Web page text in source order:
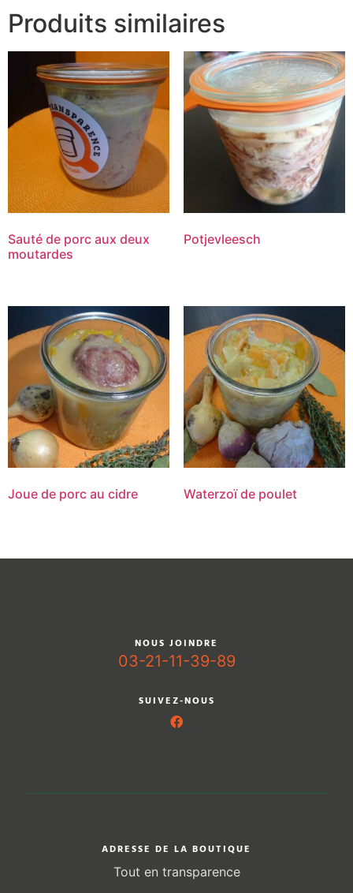
Produits similaires
Sauté de porc aux deux
moutardes
Potjevleesch
Joue de porc au cidre Waterzoï de poulet
NOUS JOINDRE
03-21-11-39-89
SUIVEZ-NOUS
ADRESSE DE LA BOUTIQUE
Tout en transparence